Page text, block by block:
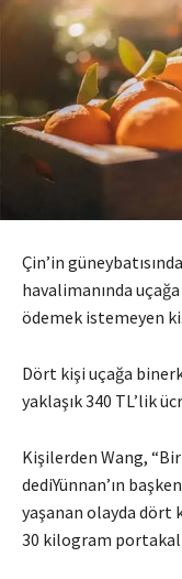
Çin’in
havalimanında
ödemek istemeyen
Dört kişi uçağa
yaklaşık 340 TL’lik
Kişilerden Wang,
dediYünnan’ın
yaşanan olayda dört
30 kilogram portakal